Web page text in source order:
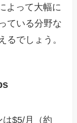
よって大幅に
ている分野な
るでしょう。
は$5/月（約